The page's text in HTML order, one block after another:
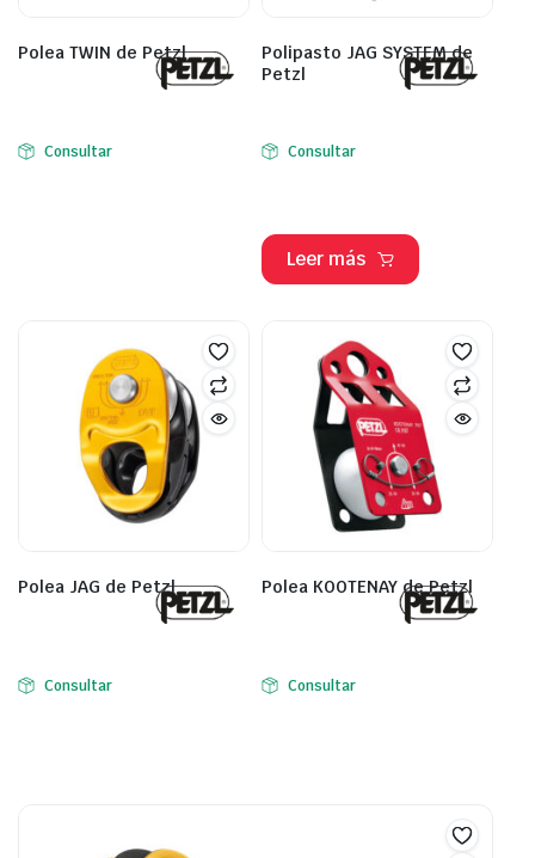
Polea TWIN de Petzl
Consultar
Polipasto JAG SYSTEM de
Petzl
Consultar
Leer más
Polea JAG de Petzl
Consultar
Polea KOOTENAY de Petzl
Consultar